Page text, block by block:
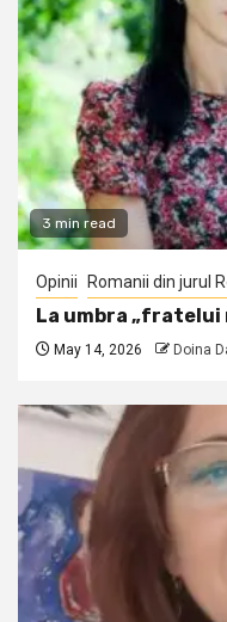
3 min read
Opinii Romanii din jurul
La umbra „fratelui
May 14, 2026 Doina